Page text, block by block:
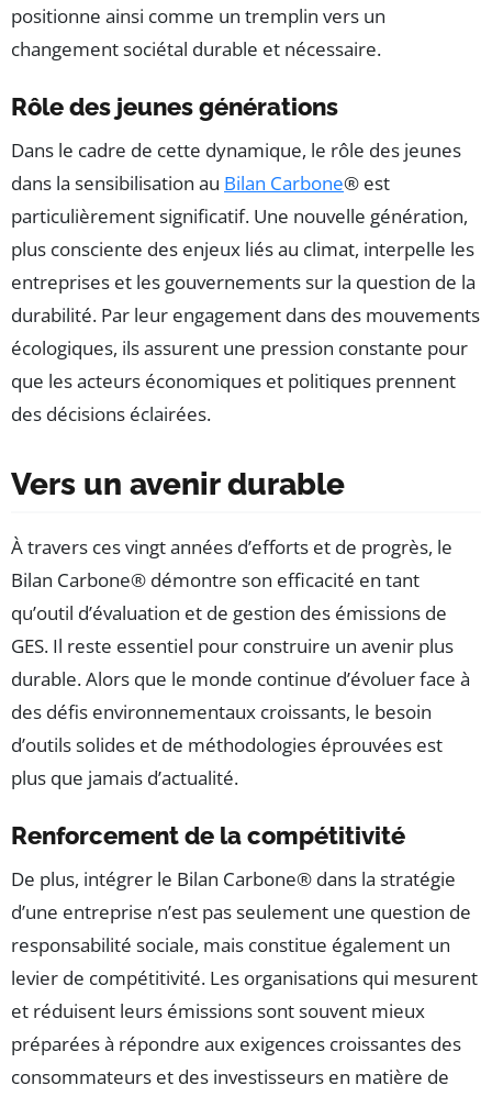
positionne ainsi comme un tremplin vers un
changement sociétal durable et nécessaire.
Rôle des jeunes générations
Dans le cadre de cette dynamique, le rôle des jeunes
dans la sensibilisation au Bilan Carbone® est
particulièrement significatif. Une nouvelle génération,
plus consciente des enjeux liés au climat, interpelle les
entreprises et les gouvernements sur la question de la
durabilité. Par leur engagement dans des mouvements
écologiques, ils assurent une pression constante pour
que les acteurs économiques et politiques prennent
des décisions éclairées.
Vers un avenir durable
À travers ces vingt années d’efforts et de progrès, le
Bilan Carbone® démontre son efficacité en tant
qu’outil d’évaluation et de gestion des émissions de
GES. Il reste essentiel pour construire un avenir plus
durable. Alors que le monde continue d’évoluer face à
des défis environnementaux croissants, le besoin
d’outils solides et de méthodologies éprouvées est
plus que jamais d’actualité.
Renforcement de la compétitivité
De plus, intégrer le Bilan Carbone® dans la stratégie
d’une entreprise n’est pas seulement une question de
responsabilité sociale, mais constitue également un
levier de compétitivité. Les organisations qui mesurent
et réduisent leurs émissions sont souvent mieux
préparées à répondre aux exigences croissantes des
consommateurs et des investisseurs en matière de